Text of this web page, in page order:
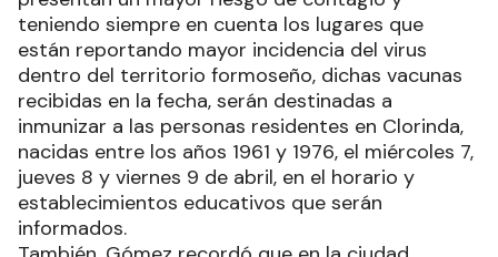
teniendo siempre en cuenta los lugares que
están reportando mayor incidencia del virus
dentro del territorio formoseño, dichas vacunas
recibidas en la fecha, serán destinadas a
inmunizar a las personas residentes en Clorinda,
nacidas entre los años 1961 y 1976, el miércoles 7,
jueves 8 y viernes 9 de abril, en el horario y
establecimientos educativos que serán
informados.